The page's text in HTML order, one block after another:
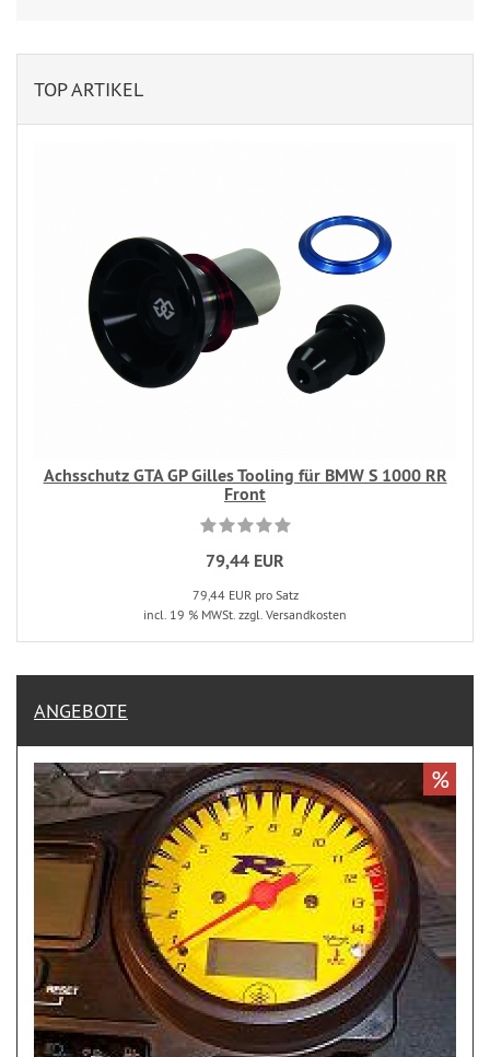
TOP ARTIKEL
Achsschutz GTA GP Gilles Tooling für BMW S 1000 RR
Front
79,44 EUR
79,44 EUR pro Satz
incl. 19 % MWSt. zzgl. Versandkosten
ANGEBOTE
%